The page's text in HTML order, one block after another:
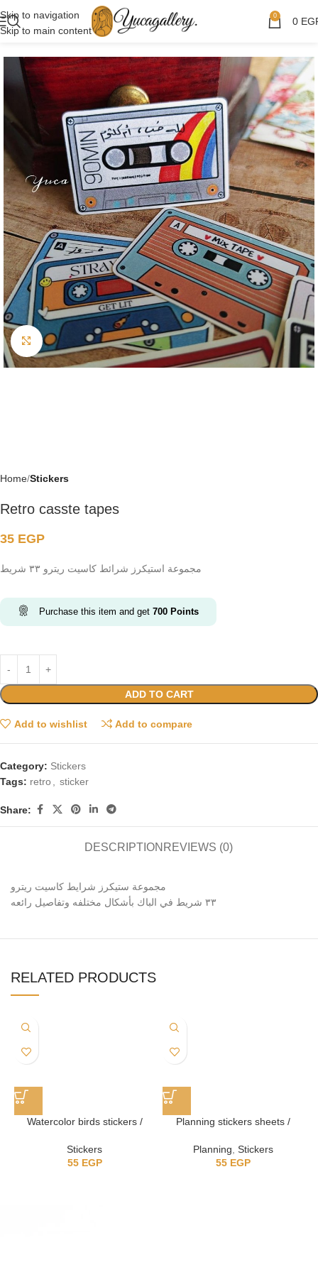
Skip to navigation
Skip to main content
0 0
Click to enlarge
Home Stickers
Retro casste tapes
35 EGP
مجموعة استيكرز شرائط كاسيت ريترو ٣٣ شريط
Purchase this item and get 700 Points
ADD TO CART
Add to wishlist Add to compare
Category: Stickers
Tags: retro , sticker
Share:
DESCRIPTION REVIEWS (0)
مجموعة ستيكرز شرايط كاسيت ريترو
٣٣ شريط في الباك بأشكال مختلفه وتفاصيل رائعه
RELATED PRODUCTS
Watercolor birds stickers /
Stickers
55 EGP
Planning stickers sheets /
Planning, Stickers
55 EGP